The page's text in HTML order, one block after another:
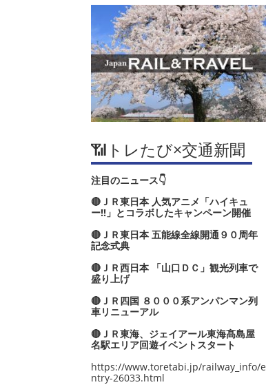
📶トレたび×交通新聞
注目のニュース👇
🔴ＪＲ東日本 人気アニメ「ハイキュ
ー‼」とコラボしたキャンペーン開催
🔴ＪＲ東日本 五能線全線開通９０周年
記念式典
🔴ＪＲ西日本 「山口ＤＣ」観光列車で
盛り上げ
🔴ＪＲ四国 ８０００系アンパンマン列
車リニューアル
🔴ＪＲ東海、ジェイアール東海髙島屋
名駅エリア回遊イベントスタート
https://www.toretabi.jp/railway_info/e
ntry-26033.html